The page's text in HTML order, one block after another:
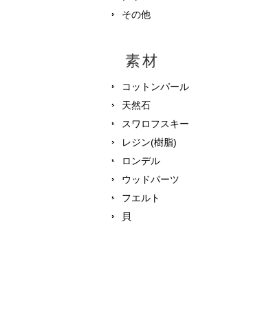
その他
素材
コットンパール
天然石
スワロフスキー
レジン(樹脂)
ロンデル
ウッドパーツ
フエルト
貝